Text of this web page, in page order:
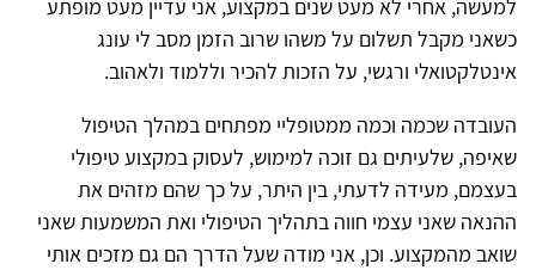
למעשה, אחרי לא מעט שנים במקצוע, אני עדיין מעט מופתע
כשאני מקבל תשלום על משהו שרוב הזמן מסב לי עונג
אינטלקטואלי ורגשי, על הזכות להכיר וללמוד ולאהוב.
העובדה שכמה וכמה ממטופליי מפתחים במהלך הטיפול
שאיפה, שלעיתים גם זוכה למימוש, לעסוק במקצוע טיפולי
בעצמם, מעידה לדעתי, בין היתר, על כך שהם מזהים את
ההנאה שאני עצמי חווה בתהליך הטיפולי ואת המשמעות שאני
שואב מהמקצוע. וכן, אני מודה שעל הדרך הם גם מזכים אותי